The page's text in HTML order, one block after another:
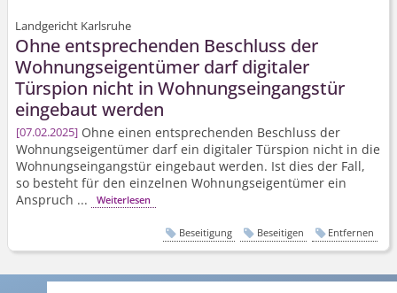
Landgericht Karlsruhe
Ohne entsprechenden Beschluss der
Wohnungseigentümer darf digitaler
Türspion nicht in Wohnungseingangstür
eingebaut werden
07.02.2025 Ohne einen entsprechenden Beschluss der
Wohnungseigentümer darf ein digitaler Türspion nicht in die
Wohnungseingangstür eingebaut werden. Ist dies der Fall,
so besteht für den einzelnen Wohnungseigentümer ein
Anspruch ...
Weiterlesen
Beseitigung Beseitigen Entfernen